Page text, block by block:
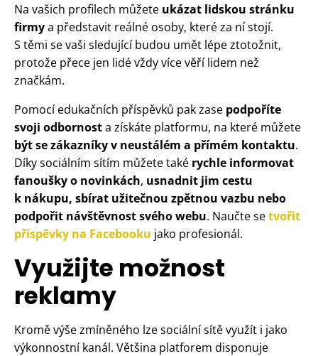
Na vašich profilech můžete ukázat lidskou stránku
firmya představit reálné osoby, které za ní stojí.
S těmi se vaši sledující budou umět lépe ztotožnit,
protože přece jen lidé vždy více věří lidem než
značkám.
Pomocí edukačních příspěvků pak zase podpoříte
svoji odbornosta získáte platformu, na které můžete
být se zákazníky v neustálém a přímém kontaktu.
Díky sociálním sítím můžete také rychle informovat
fanoušky o novinkách, usnadnit jim cestu
k nákupu, sbírat užitečnou zpětnou vazbu nebo
podpořit návštěvnost svého webu. Naučte setvořit
příspěvky na Facebooku jako profesionál.
Využijte možnost
reklamy
Kromě výše zmíněného lze sociální sítě využít i jako
výkonnostní kanál. Většina platforem disponuje